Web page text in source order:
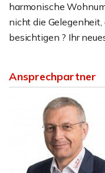
harmonische
nicht die
besichtigen ? Ihr
Ansprechpartner